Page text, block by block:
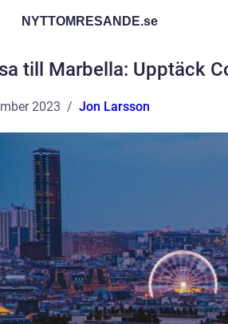
NYTTOMRESANDE.se
till Marbella: Upptäck
2023 Jon Larsson